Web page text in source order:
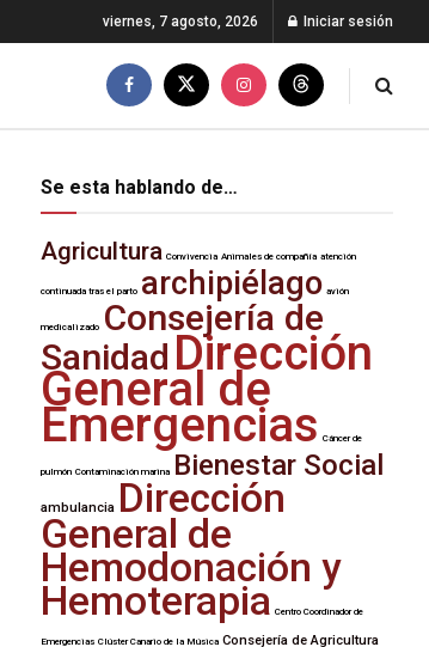
viernes, 7 agosto, 2026 Iniciar sesión
Se esta hablando de…
Agricultura Convivencia Animales de compañía atención
continuada tras el parto archipiélago avión
medicalizado Consejería de
Sanidad Dirección
General de
Emergencias Cáncer de
pulmón Contaminación marina Bienestar Social
ambulancia Dirección
General de
Hemodonación y
Hemoterapia Centro Coordinador de
Emergencias Clúster Canario de la Música Consejería de Agricultura